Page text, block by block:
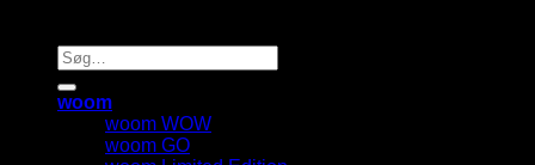
woom
woom WOW
woom GO